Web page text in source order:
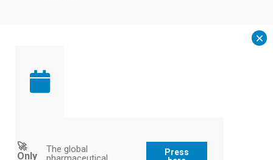
🚀
Only
The global
Press